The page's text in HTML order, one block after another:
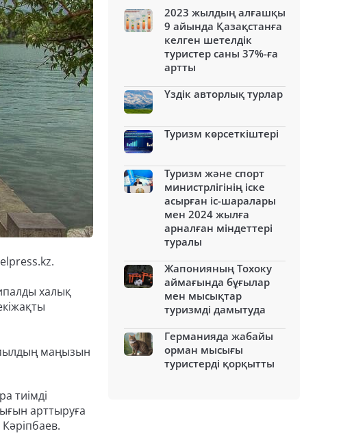
халық
маңызын
тиімді
арттыруға
2023 жылдың алғашқы
9 айында Қазақстанға
келген шетелдік
туристер саны 37%-ға
артты
Үздік авторлық турлар
Туризм көрсеткіштері
Туризм және спорт
министрлігінің іске
асырған іс-шаралары
мен 2024 жылға
арналған міндеттері
туралы
Жапонияның Тохоку
аймағында бұғылар
мен мысықтар
туризмді дамытуда
Германияда жабайы
орман мысығы
туристерді қорқытты